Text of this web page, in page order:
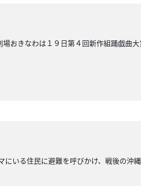
おきなわは１９日第４回新作組踊戯曲大
いる住民に避難を呼びかけ、戦後の沖